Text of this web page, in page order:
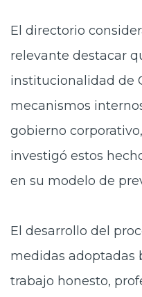
El directorio
relevante destacar
institucionalidad de
mecanismos
gobierno
investigó estos
en su modelo de
El desarrollo del
medidas adoptadas
trabajo honesto,